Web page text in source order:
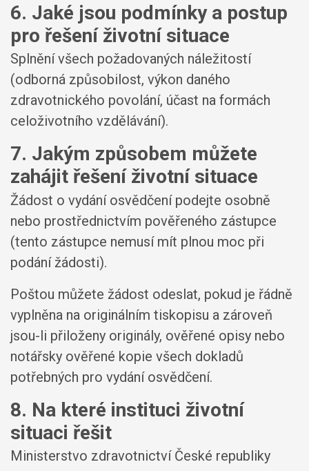
6. Jaké jsou podmínky a postup
pro řešení životní situace
Splnění všech požadovaných náležitostí
(odborná způsobilost, výkon daného
zdravotnického povolání, účast na formách
celoživotního vzdělávání).
7. Jakým způsobem můžete
zahájit řešení životní situace
Žádost o vydání osvědčení podejte osobně
nebo prostřednictvím pověřeného zástupce
(tento zástupce nemusí mít plnou moc při
podání žádosti).
Poštou můžete žádost odeslat, pokud je řádně
vyplněna na originálním tiskopisu a zároveň
jsou-li přiloženy originály, ověřené opisy nebo
notářsky ověřené kopie všech dokladů
potřebných pro vydání osvědčení.
8. Na které instituci životní
situaci řešit
Ministerstvo zdravotnictví České republiky